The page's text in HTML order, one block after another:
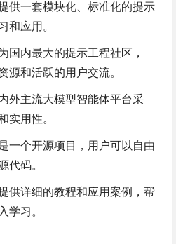
提供一套模块化、标准化的提示
和应用。
国内最大的提示工程社区，
源和活跃的用户交流。
外主流大模型智能体平台采
实用性。
一个开源项目，用户可以自由
代码。
提供详细的教程和应用案例，帮
学习。